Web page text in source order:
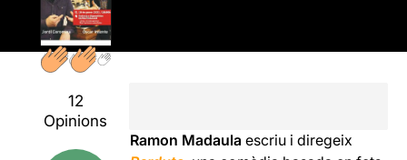
12
Opinions
Ramon Madaula escriu i diregeix